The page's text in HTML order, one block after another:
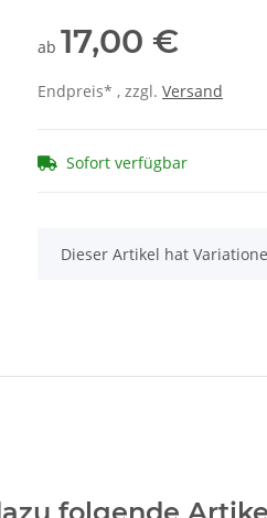
ab 17,00 €
Endpreis* , zzgl. Versand
Sofort verfügbar
x
Dieser Artikel hat